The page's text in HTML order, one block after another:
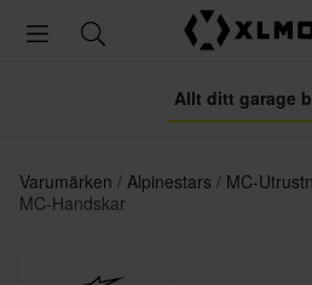
Allt ditt garage
Varumärken Alpinestars MC-
MC-Handskar